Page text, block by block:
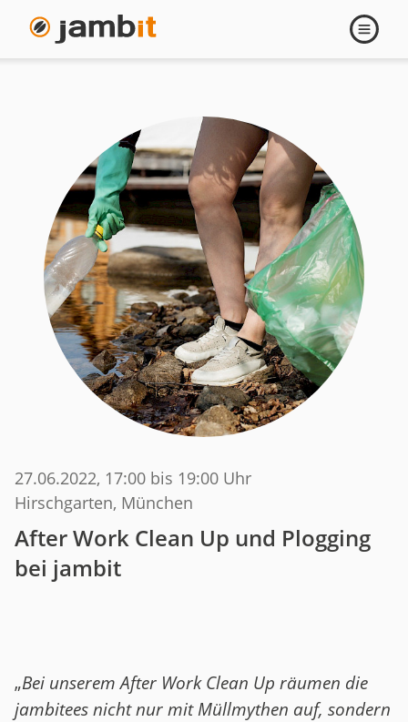
öffnen
27.06.2022, 17:00 bis 19:00 Uhr
Hirschgarten, München
After Work Clean Up und Plogging
bei jambit
„Bei unserem After Work Clean Up räumen die
jambitees nicht nur mit Müllmythen auf, sondern